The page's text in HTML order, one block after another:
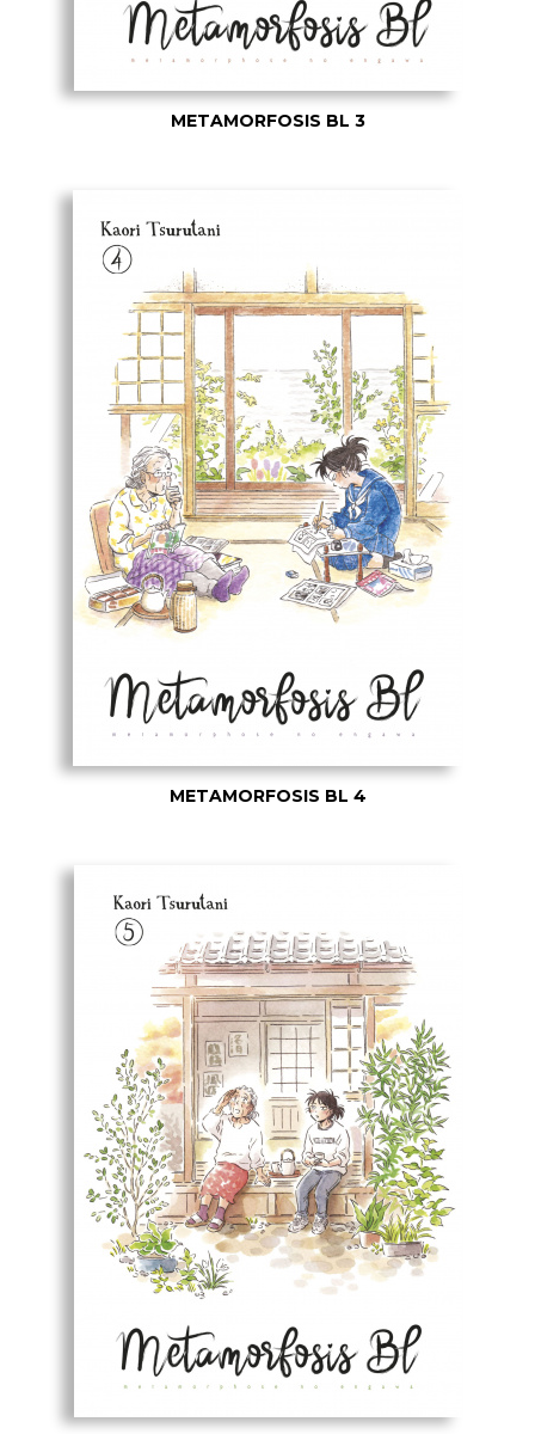
METAMORFOSIS BL 3
METAMORFOSIS BL 4